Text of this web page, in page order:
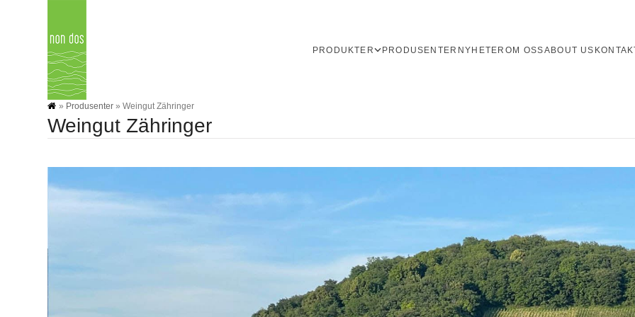
PRODUKTER PRODUSENTER NYHETER OM OSSABOUT US
» Produsenter »Weingut Zähringer
Weingut Zähringer